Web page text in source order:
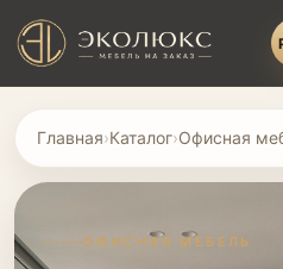
Главная›Каталог›Офисная
ОФИСНАЯ МЕБЕЛЬ